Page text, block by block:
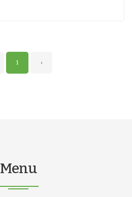
1 ›
Menu